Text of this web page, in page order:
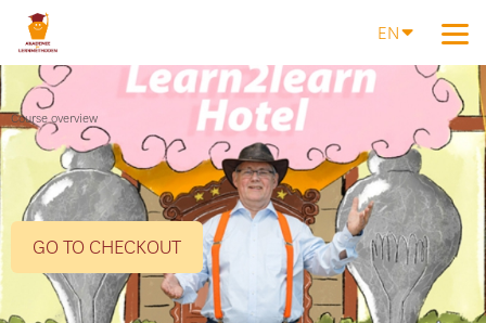
EN
Course overview
GO TO CHECKOUT